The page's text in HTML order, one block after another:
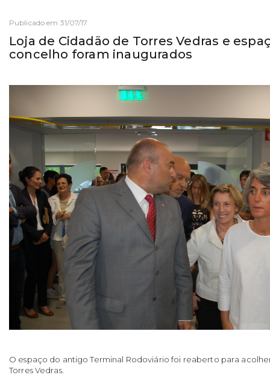
Publicado em 31/07/17
Loja de Cidadão de Torres Vedras e
concelho foram inaugurados
O espaço do antigo Terminal Rodoviário foi reaberto para
Torres Vedras.